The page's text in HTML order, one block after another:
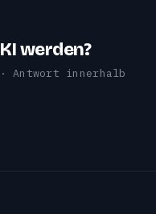
werden?
Antwort innerhalb